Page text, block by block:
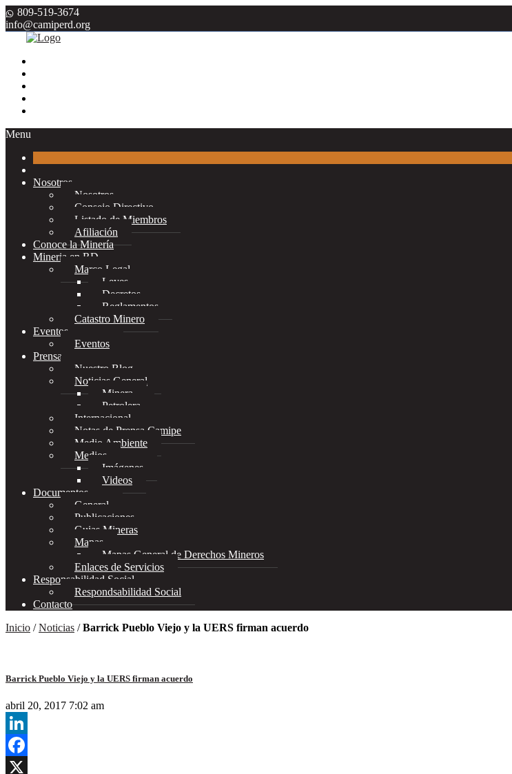
809-519-3674
info@camiperd.org
Menu
Nosotros
Nosotros
Consejo Directivo
Listado de Miembros
Afiliación
Conoce la Minería
Mineria en RD
Marco Legal
Leyes
Decretos
Reglamentos
Catastro Minero
Eventos
Eventos
Prensa
Nuestro Blog
Noticias General
Minera
Petrolera
Internacional
Notas de Prensa Camipe
Medio Ambiente
Medios
Imágenes
Videos
Documentos
General
Publicaciones
Guias Mineras
Mapas
Mapas General de Derechos Mineros
Enlaces de Servicios
Responsabilidad Social
Respondsabilidad Social
Contacto
Inicio /Noticias /Barrick Pueblo Viejo y la UERS firman acuerdo
Barrick Pueblo Viejo y la UERS firman acuerdo
abril 20, 2017 7:02 am
LinkedIn
Facebook